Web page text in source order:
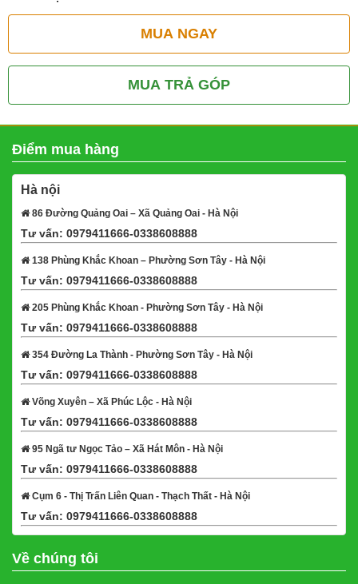
MUA NGAY
MUA TRẢ GÓP
Điểm mua hàng
Hà nội
86 Đường Quảng Oai – Xã Quảng Oai - Hà Nội
Tư vấn: 0979411666-0338608888
138 Phùng Khắc Khoan – Phường Sơn Tây - Hà Nội
Tư vấn: 0979411666-0338608888
205 Phùng Khắc Khoan - Phường Sơn Tây - Hà Nội
Tư vấn: 0979411666-0338608888
354 Đường La Thành - Phường Sơn Tây - Hà Nội
Tư vấn: 0979411666-0338608888
Võng Xuyên – Xã Phúc Lộc - Hà Nội
Tư vấn: 0979411666-0338608888
95 Ngã tư Ngọc Tảo – Xã Hát Môn - Hà Nội
Tư vấn: 0979411666-0338608888
Cụm 6 - Thị Trấn Liên Quan - Thạch Thất - Hà Nội
Tư vấn: 0979411666-0338608888
Về chúng tôi